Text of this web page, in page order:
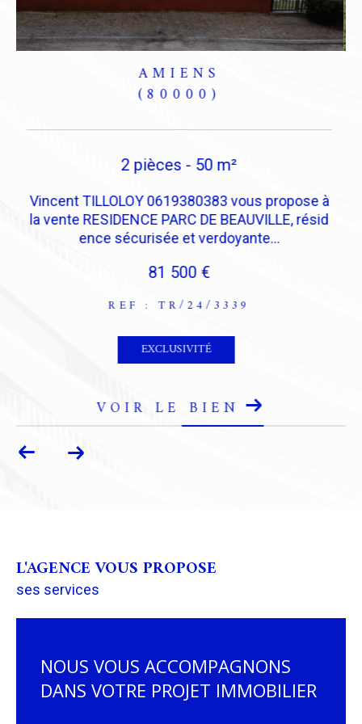
()
Vincent TILLOLOY 0619380383 vous propose à
la vente un appartement de type F1 bis avec de
beaux volumes comprenant...
REF : TR/24/3352
VOIR LE BIEN
ses services
DANS VOTRE PROJET IMMOBILIER